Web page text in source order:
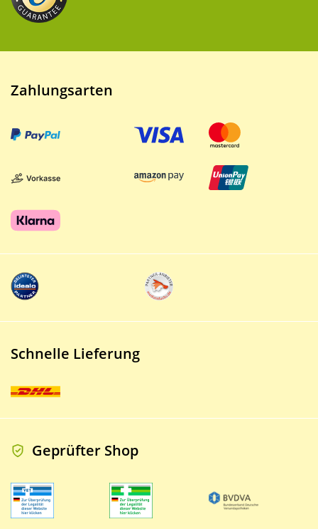
Zahlungsarten
Schnelle Lieferung
Geprüfter Shop